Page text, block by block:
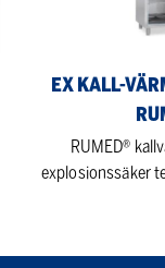
EX KALL-
RUMED®
explosionssäker